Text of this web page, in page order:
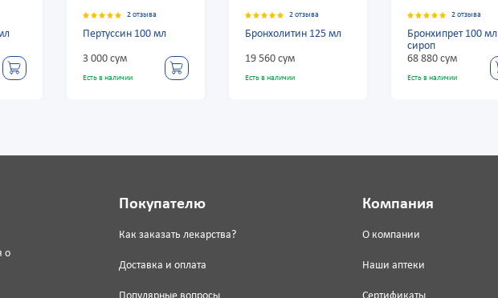
2 отзыва
Пертуссин 100 мл
3 000 сум
Есть в наличии
2 отзыва
Бронхолитин 125 мл
19 560 сум
Есть в наличии
2 отзыва
Бронхипрет 100 мл
о
Покупателю
Как заказать лекарства?
Доставка и оплата
Компания
О компании
Наши аптеки